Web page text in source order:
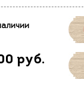
руб.